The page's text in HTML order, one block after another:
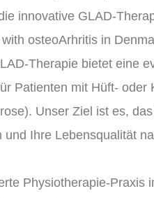
innovative GLAD-
osteoArhritis in
Therapie bietet eine
Patienten mit Hüft- oder
Unser Ziel ist es,
und Ihre Lebensqualität
Physiotherapie-Praxis